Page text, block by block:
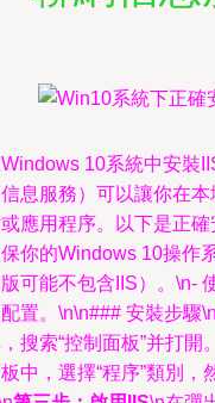
10系統中安裝
息服務）可以讓你在
應用程序。以下是正
你的Windows 10操作
可能不包含IIS）。\n-
置。\n\n### 安裝步驟
搜索“控制面板”并打開
中，選擇“程序”類別，